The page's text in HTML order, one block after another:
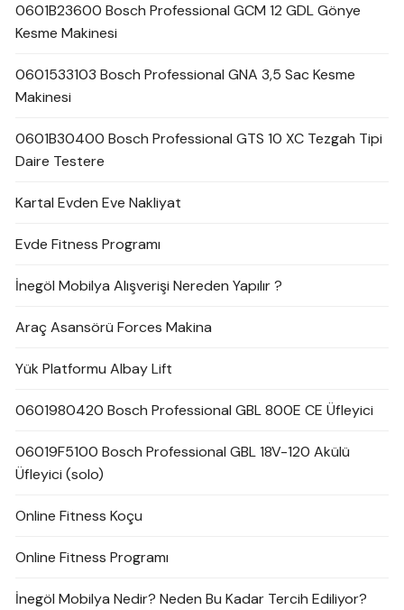
0601B23600 Bosch Professional GCM 12 GDL Gönye
Kesme Makinesi
0601533103 Bosch Professional GNA 3,5 Sac Kesme
Makinesi
0601B30400 Bosch Professional GTS 10 XC Tezgah Tipi
Daire Testere
Kartal Evden Eve Nakliyat
Evde Fitness Programı
İnegöl Mobilya Alışverişi Nereden Yapılır ?
Araç Asansörü Forces Makina
Yük Platformu Albay Lift
0601980420 Bosch Professional GBL 800E CE Üfleyici
06019F5100 Bosch Professional GBL 18V-120 Akülü
Üfleyici (solo)
Online Fitness Koçu
Online Fitness Programı
İnegöl Mobilya Nedir? Neden Bu Kadar Tercih Ediliyor?